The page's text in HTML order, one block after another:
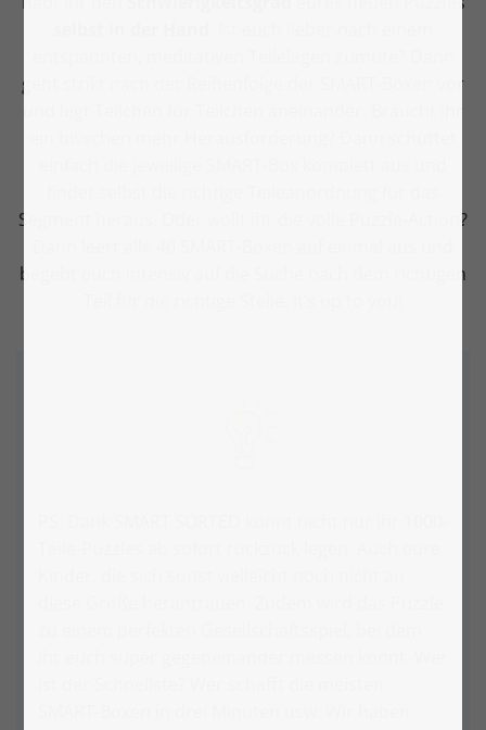
geht strikt nach der Reihenfolge der SMART-Boxen vor
Segment heraus. Oder wollt ihr die volle Puzzle-Action?
begebt euch intensiv auf die Suche nach dem richtigen